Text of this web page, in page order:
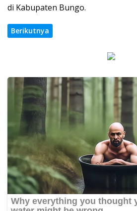
di Kabupaten Bungo.
Berikutnya